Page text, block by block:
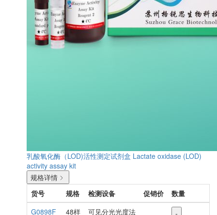
乳酸氧化酶（LOD)活性测定试剂盒 Lactate oxidase (LOD)
activity assay kit
规格详情
货号
规格 检测设备 促销价
数量
G0898F
48样 可见分光光度法 -